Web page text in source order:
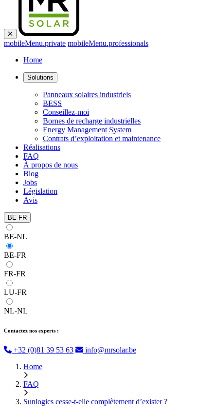
mobileMenu.private mobileMenu.professionals
Home
Solutions
Panneaux solaires industriels
BESS
Conseillez-moi
Bornes de recharge industrielles
Energy Management System
Contrats d’exploitation et maintenance
Réalisations
FAQ
À propos de nous
Blog
Jobs
Législation
Avis
BE-FR
BE-NL
BE-FR
FR-FR
LU-FR
NL-NL
Contactez nos experts :
+32 (0)81 39 53 63
info@mrsolar.be
Home
FAQ
Sunlogics cesse-t-elle complètement d’exister ?